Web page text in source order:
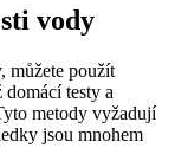
vody
můžete použít
testy a
metody vyžadují
jsou mnohem